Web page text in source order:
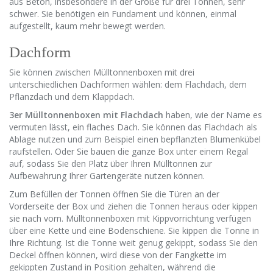
schwer. Sie benötigen ein Fundament und können, einmal
aufgestellt, kaum mehr bewegt werden.
Dachform
Sie können zwischen Mülltonnenboxen mit drei
unterschiedlichen Dachformen wählen: dem Flachdach, dem
Pflanzdach und dem Klappdach.
3er Mülltonnenboxen mit Flachdach haben, wie der Name es
vermuten lässt, ein flaches Dach. Sie können das Flachdach als
Ablage nutzen und zum Beispiel einen bepflanzten Blumenkübel
raufstellen. Oder Sie bauen die ganze Box unter einem Regal
auf, sodass Sie den Platz über Ihren Mülltonnen zur
Aufbewahrung Ihrer Gartengeräte nutzen können.
Zum Befüllen der Tonnen öffnen Sie die Türen an der
Vorderseite der Box und ziehen die Tonnen heraus oder kippen
sie nach vorn. Mülltonnenboxen mit Kippvorrichtung verfügen
über eine Kette und eine Bodenschiene. Sie kippen die Tonne in
Ihre Richtung. Ist die Tonne weit genug gekippt, sodass Sie den
Deckel öffnen können, wird diese von der Fangkette im
gekippten Zustand in Position gehalten, während die